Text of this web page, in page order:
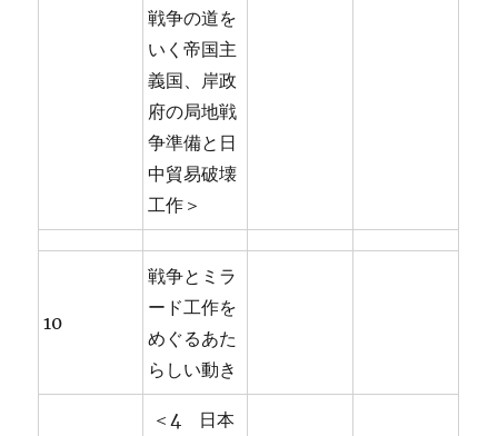
戦争の道を
いく帝国主
義国、岸政
府の局地戦
争準備と日
中貿易破壊
工作＞
10
戦争とミラ
ード工作を
めぐるあた
らしい動き
＜4 日本